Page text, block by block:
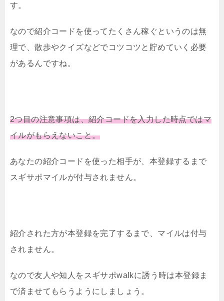
す。
なので紹介コードを使ってたくさん稼ぐというのは無
理で、散歩やクイズなどでコツコツと貯めていく必要
があるんですね。
2つ目の注意事項は、紹介コードを入力した時点ではマ
イルがもらえないこと。
あなたの紹介コードを使った相手が、本登録するまで
スギサポマイルが付与されません。
紹介された方が本登録を完了するまで、マイルは付与
されません。
なので友人や知人をスギサポwalkに誘う時は本登録ま
で済ませてもらうようにしましょう。